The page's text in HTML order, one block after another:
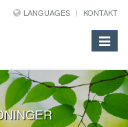
LANGUAGES KONTAKT
Toggle